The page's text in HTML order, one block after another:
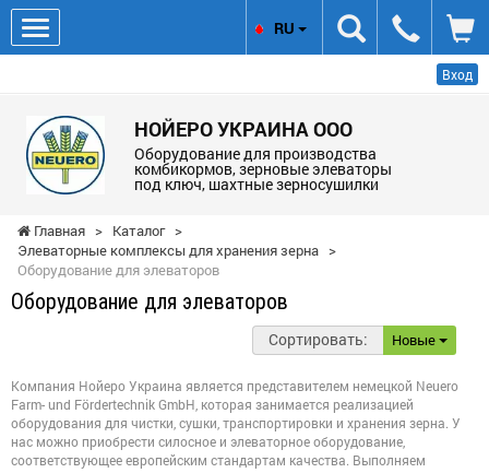
Вход
НОЙЕРО УКРАИНА ООО
Оборудование для производства
комбикормов, зерновые элеваторы
под ключ, шахтные зерносушилки
RU
Главная > Каталог >
Элеваторные комплексы для хранения зерна >
Оборудование для элеваторов
Оборудование для элеваторов
Сортировать: Новые
Компания Нойеро Украина является представителем немецкой Neuero
Farm- und Fördertechnik GmbH, которая занимается реализацией
оборудования для чистки, сушки, транспортировки и хранения зерна. У
нас можно приобрести силосное и элеваторное оборудование,
соответствующее европейским стандартам качества. Выполняем